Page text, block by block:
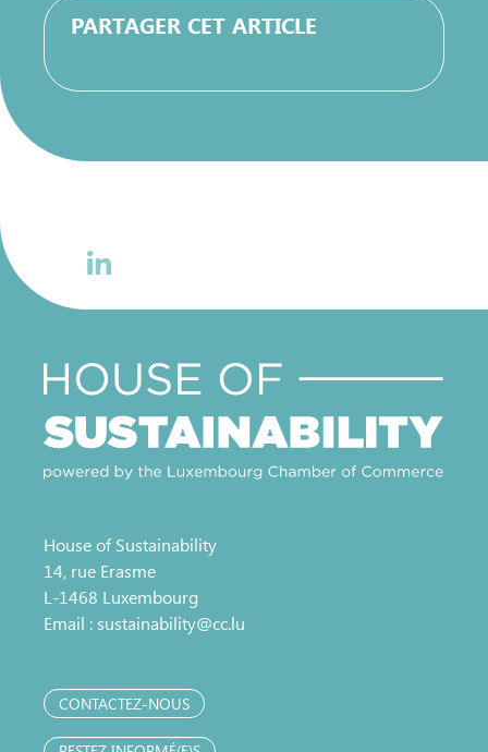
PARTAGER CET ARTICLE
House of Sustainability
14, rue Erasme
L-1468 Luxembourg
Email :sustainability@cc.lu
CONTACTEZ-NOUS